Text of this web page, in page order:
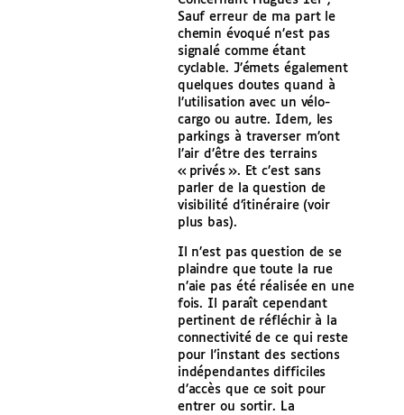
Sauf erreur de ma part le
chemin évoqué n’est pas
signalé comme étant
cyclable. J’émets également
quelques doutes quand à
l’utilisation avec un vélo-
cargo ou autre. Idem, les
parkings à traverser m’ont
l’air d’être des terrains
« privés ». Et c’est sans
parler de la question de
visibilité d’itinéraire (voir
plus bas).
Il n’est pas question de se
plaindre que toute la rue
n’aie pas été réalisée en une
fois. Il paraît cependant
pertinent de réfléchir à la
connectivité de ce qui reste
pour l’instant des sections
indépendantes difficiles
d’accès que ce soit pour
entrer ou sortir. La